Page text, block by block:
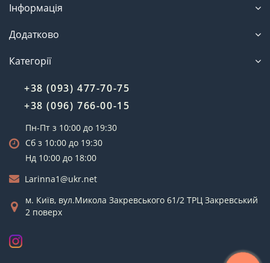
Інформація
Додатково
Категорії
+38 (093) 477-70-75
+38 (096) 766-00-15
Пн-Пт з 10:00 до 19:30
Сб з 10:00 до 19:30
Нд 10:00 до 18:00
Larinna1@ukr.net
м. Київ, вул.Микола Закревського 61/2 ТРЦ Закревський
2 поверх